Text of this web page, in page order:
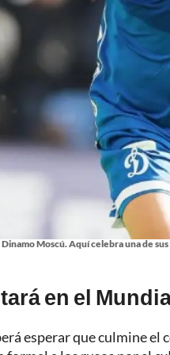
Moscú. Aquí celebra una de
en el
esperar que culmine